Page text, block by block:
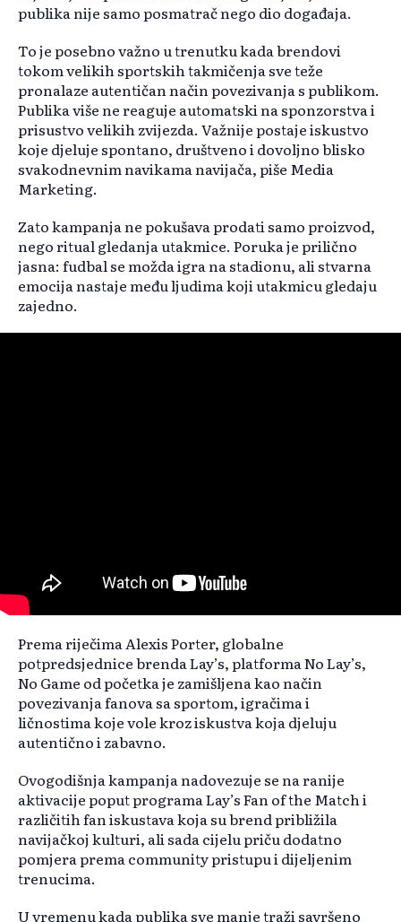
publika nije samo posmatrač nego dio događaja.
To je posebno važno u trenutku kada brendovi
tokom velikih sportskih takmičenja sve teže
pronalaze autentičan način povezivanja s publikom.
Publika više ne reaguje automatski na sponzorstva i
prisustvo velikih zvijezda. Važnije postaje iskustvo
koje djeluje spontano, društveno i dovoljno blisko
svakodnevnim navikama navijača, piše Media
Marketing.
Zato kampanja ne pokušava prodati samo proizvod,
nego ritual gledanja utakmice. Poruka je prilično
jasna: fudbal se možda igra na stadionu, ali stvarna
emocija nastaje među ljudima koji utakmicu gledaju
zajedno.
Prema riječima Alexis Porter, globalne
potpredsjednice brenda Lay’s, platforma No Lay’s,
No Game od početka je zamišljena kao način
povezivanja fanova sa sportom, igračima i
ličnostima koje vole kroz iskustva koja djeluju
autentično i zabavno.
Ovogodišnja kampanja nadovezuje se na ranije
aktivacije poput programa Lay’s Fan of the Match i
različitih fan iskustava koja su brend približila
navijačkoj kulturi, ali sada cijelu priču dodatno
pomjera prema community pristupu i dijeljenim
trenucima.
U vremenu kada publika sve manje traži savršeno